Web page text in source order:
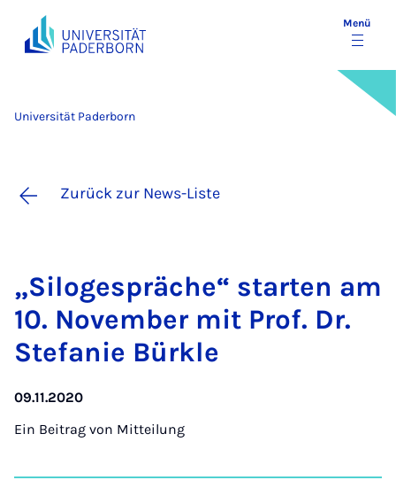
Menü
Universität Paderborn
Zurück zur News-Liste
„Si­lo­ge­sprä­che“ star­ten am
10. No­vem­ber mit Prof. Dr.
Ste­fa­nie Bürkle
09.11.2020
Ein Beitrag von Mitteilung